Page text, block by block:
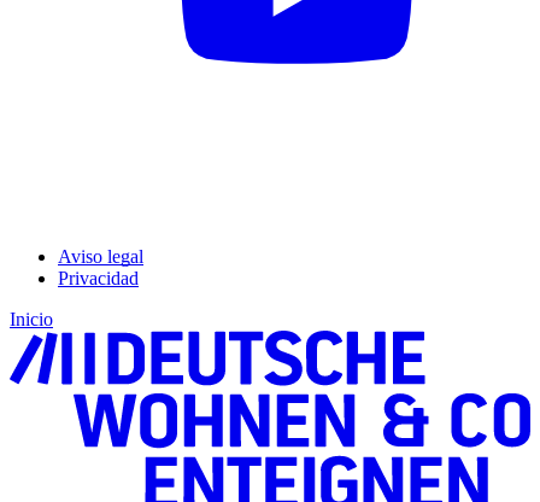
Aviso legal
Privacidad
Inicio